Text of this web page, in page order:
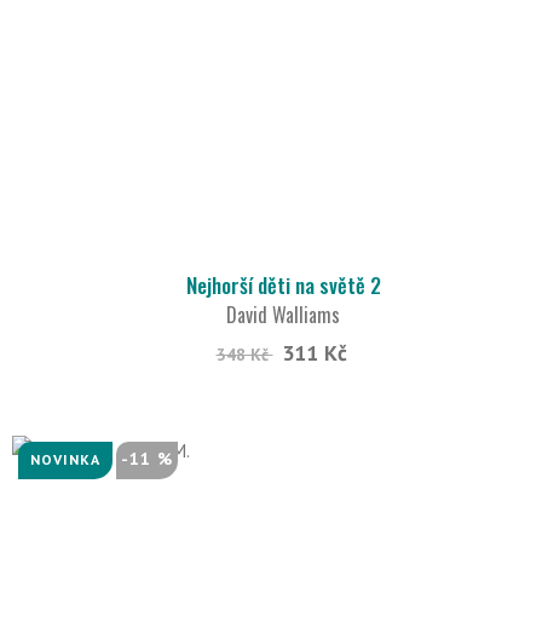
Nejhorší děti na světě 2
David Walliams
348 Kč 311 Kč
NOVINKA -11 %